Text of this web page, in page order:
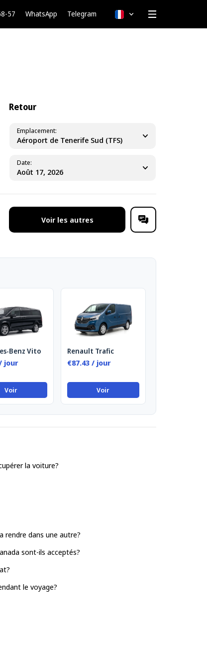
57 WhatsApp Telegram Français
Retour
Aéroport de Tenerife Sud (TFS)
Emplacement
Date
Voir les autres
Benz Vito
jour
Voir
Renault Trafic
€87.43 / jour
Voir
la voiture?
rendre dans une autre?
sont-ils acceptés?
le voyage?